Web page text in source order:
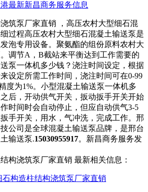
最新新昌商务服务信息
筑泵厂家直销 ，高压农村大型细石混
过程高压农村​‌‌大型细石混凝土输送泵是
泡专用设备。聚氨酯的组份原料农村大
调节A，B截站来平衡达到工作需要的
泵一体机多少钱？浇注时间设定，根据
设定所需工作时间，浇注时间可在0-99
度为1%。小型混凝土输送泵一体机多
后，开动供气开关，扳动扳手开关开始
时间时会自动停止，但应自动供气3-5
手开关，用水，气冲洗，完成工作。邢
公司是全球混凝土输送泵品牌，是邢台
输送泵.15030955917。新昌商务服务发
构浇筑泵厂家直销 最新相关信息：
石构造柱结构浇筑泵厂家直销